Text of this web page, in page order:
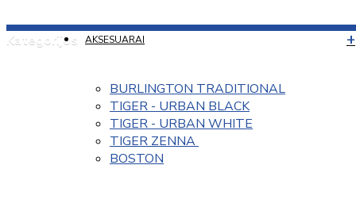
Kategorijos AKSESUARAI
BURLINGTON TRADITIONAL
TIGER - URBAN BLACK
TIGER - URBAN WHITE
TIGER ZENNA
BOSTON